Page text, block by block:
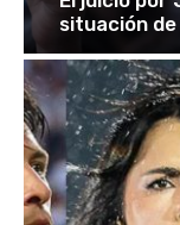
situación